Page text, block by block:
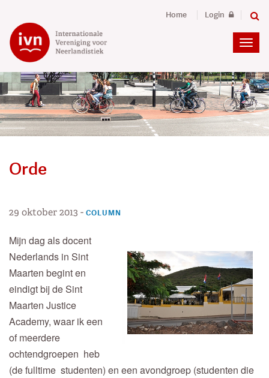
Home Login
Orde
29 oktober 2013 - COLUMN
Mijn dag als docent
Nederlands in Sint
Maarten begint en
eindigt bij de Sint
Maarten Justice
Academy, waar ik een
of meerdere
ochtendgroepen heb
(de fulltime studenten) en een avondgroep (studenten die